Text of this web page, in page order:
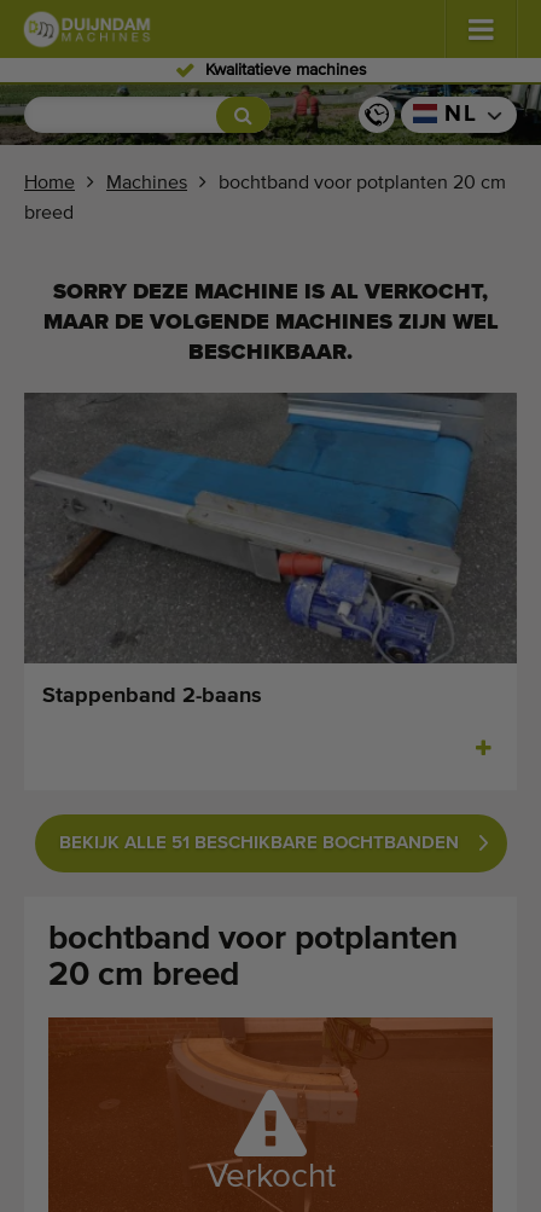
Kwalitatieve machines
Bloemen en planten (587)
Glastuinbouw groenten
Fruitteelt (336)
Verkoop uw machine!
Zoek per soort
Laatst bekeken machines
Laatst toegevoegde machines
E-mail Alerts
Veelgestelde vragen
Contact
Blog
Kwalitatieve machines
Wereldwijde levering
NL
Home Machines
bochtband voor potplanten 20 cm
breed
SORRY DEZE MACHINE IS AL VERKOCHT,
MAAR DE VOLGENDE MACHINES ZIJN WEL
BESCHIKBAAR.
Stappenband 2-baans
BEKIJK ALLE 51 BESCHIKBARE BOCHTBANDEN
bochtband voor potplanten
20 cm breed
Verkocht